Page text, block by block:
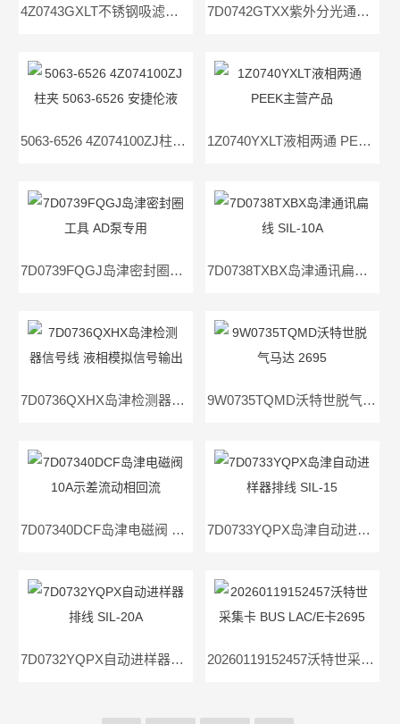
4Z0743GXLT不锈钢吸滤头 液相通用 7D0742GTXX紫外分光通讯线 岛津紫外UV2401/2450
5063-6526 4Z074100ZJ柱夹 5063-6526 安捷伦液相用 1Z0740YXLT液相两通 PEEK主营产品
7D0739FQGJ岛津密封圈工具 AD泵专用 7D0738TXBX岛津通讯扁线 SIL-10A
7D0736QXHX岛津检测器信号线 液相模拟信号输出 9W0735TQMD沃特世脱气马达 2695
7D07340DCF岛津电磁阀 10A示差流动相回流 7D0733YQPX岛津自动进样器排线 SIL-15
7D0732YQPX自动进样器排线 SIL-20A 20260119152457沃特世采集卡 BUS LAC/E卡2695